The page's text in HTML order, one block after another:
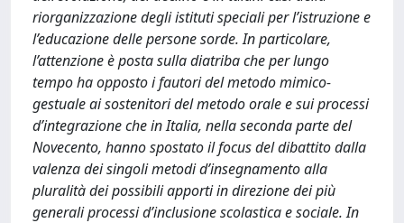
riorganizzazione degli istituti speciali per l’istruzione e
l’educazione delle persone sorde. In particolare,
l’attenzione è posta sulla diatriba che per lungo
tempo ha opposto i fautori del metodo mimico-
gestuale ai sostenitori del metodo orale e sui processi
d’integrazione che in Italia, nella seconda parte del
Novecento, hanno spostato il focus del dibattito dalla
valenza dei singoli metodi d’insegnamento alla
pluralità dei possibili apporti in direzione dei più
generali processi d’inclusione scolastica e sociale. In